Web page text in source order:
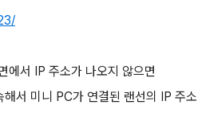
에서 IP 주소가 나오지 않으면
서 미니 PC가 연결된 랜선의 IP 주소